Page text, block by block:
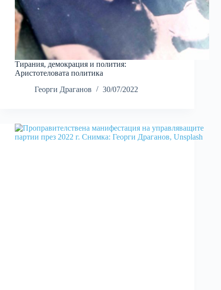
Тирания, демокрация и полития:
Аристотеловата политика
Георги Драганов
30/07/2022